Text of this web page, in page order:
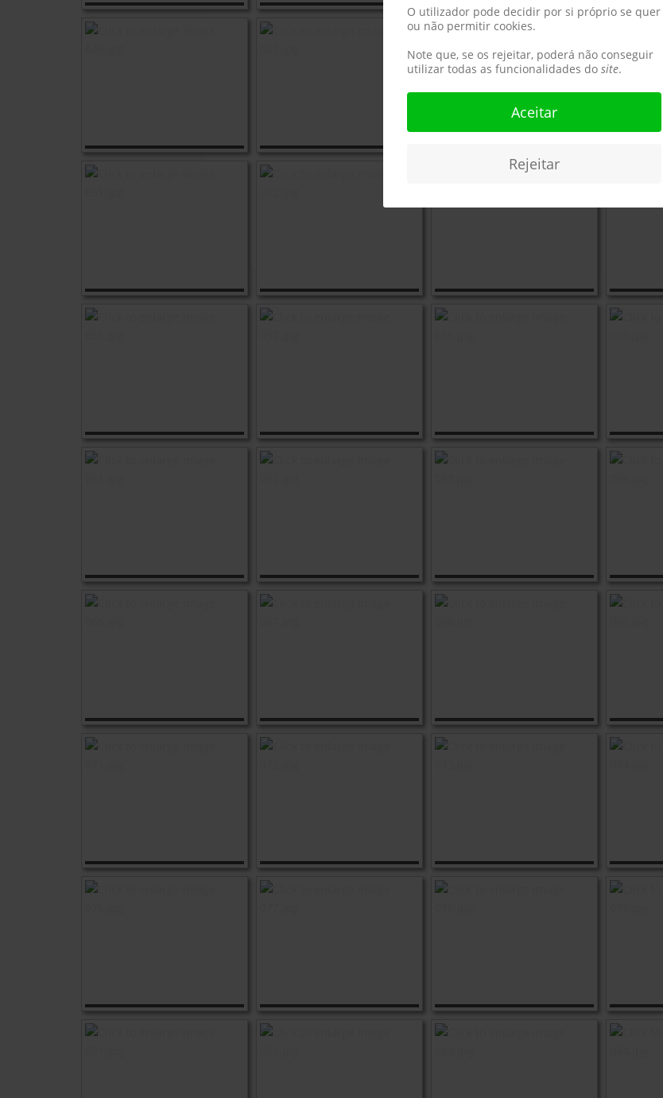
O utilizador pode decidir por si próprio se quer
ou não permitir cookies.
Note que, se os rejeitar, poderá não conseguir
utilizar todas as funcionalidades do site.
Aceitar
Rejeitar